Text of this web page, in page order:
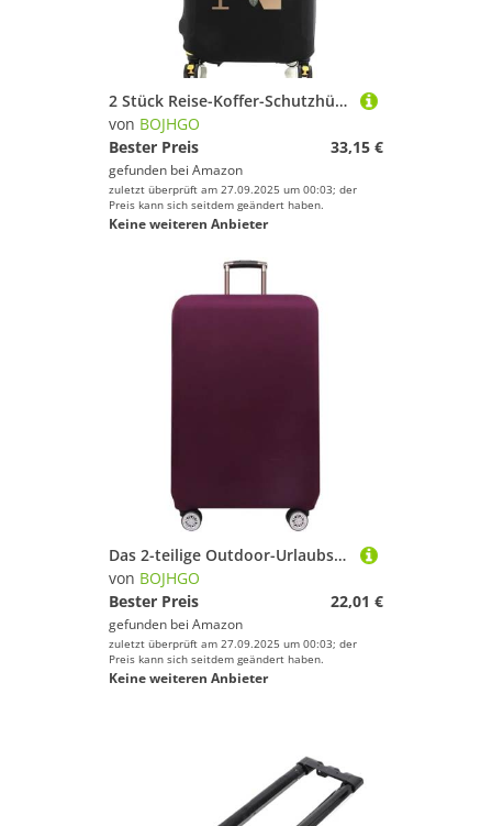
Geschlecht
2 Stück Reise-Koffer-Schutzhüllen, dick, elastisch, Gepäckschutz for 45,7-71,1 cm Gepäck, Reisetasche, goldfarbener Buchstabe Bedruckt für Drinnen Draußen(Black N,L)
von BOJHGO
Bester Preis
33,15 €
gefunden bei Amazon
zuletzt überprüft am 27.09.2025 um 00:03; der
Preis kann sich seitdem geändert haben.
Keine weiteren Anbieter
Das 2-teilige Outdoor-Urlaubs-Reisekoffer-Set ist geeignet for 18–32 Zoll Dicke Staubschutzhüllen, Reisezubehör, Gepäckschutzhüllen für Drinnen Draußen(Purple red,S)
von BOJHGO
Bester Preis
22,01 €
gefunden bei Amazon
zuletzt überprüft am 27.09.2025 um 00:03; der
Preis kann sich seitdem geändert haben.
Keine weiteren Anbieter